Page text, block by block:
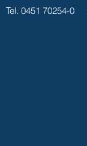
Tel. 0451 70254-0